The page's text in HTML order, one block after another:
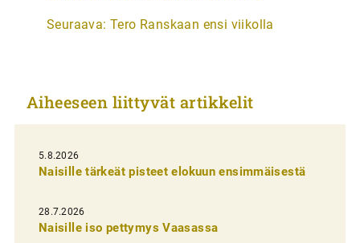
t
k
e
l
i
e
n
Seuraava: Tero Ranskaan ensi viikolla
Aiheeseen liittyvät artikkelit
5.8.2026
Naisille tärkeät pisteet elokuun ensimmäisestä
28.7.2026
Naisille iso pettymys Vaasassa